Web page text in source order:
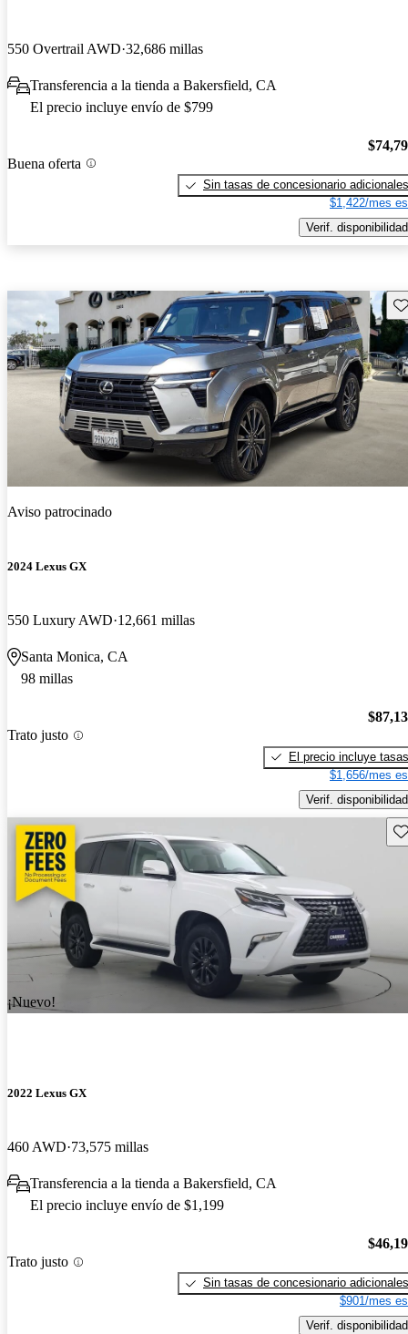
550 Overtrail AWD 32,686 millas
Transferencia a la tienda a Bakersfield, CA
El precio incluye envío de $799
Buena oferta
Sin tasas de concesionario adicionales
$1,422/mes
Verif. disponibilidad
Aviso patrocinado
2024 Lexus GX
550 Luxury AWD 12,661 millas
Santa Monica, CA
98 millas
Trato justo
El precio incluye tasas
$1,656/mes
Verif. disponibilidad
¡Nuevo!
2022 Lexus GX
460 AWD 73,575 millas
Transferencia a la tienda a Bakersfield, CA
El precio incluye envío de $1,199
Trato justo
Sin tasas de concesionario adicionales
$901/mes
Verif. disponibilidad